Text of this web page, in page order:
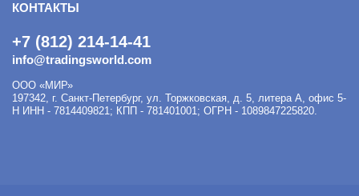
КОНТАКТЫ
+7 (812) 214-14-41
info@tradingsworld.com
ООО «МИР»
197342, г. Санкт-Петербург, ул. Торжковская, д. 5, литера А, офис 5-
Н ИНН - 7814409821; КПП - 781401001; ОГРН - 1089847225820.